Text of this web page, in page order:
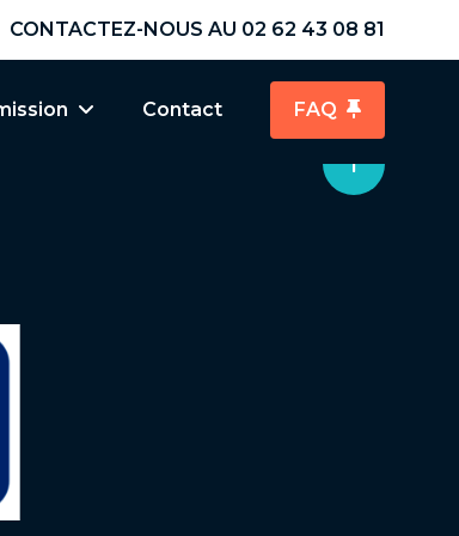
CONTACTEZ-NOUS AU 02 62 43 08 81
Contact FAQ